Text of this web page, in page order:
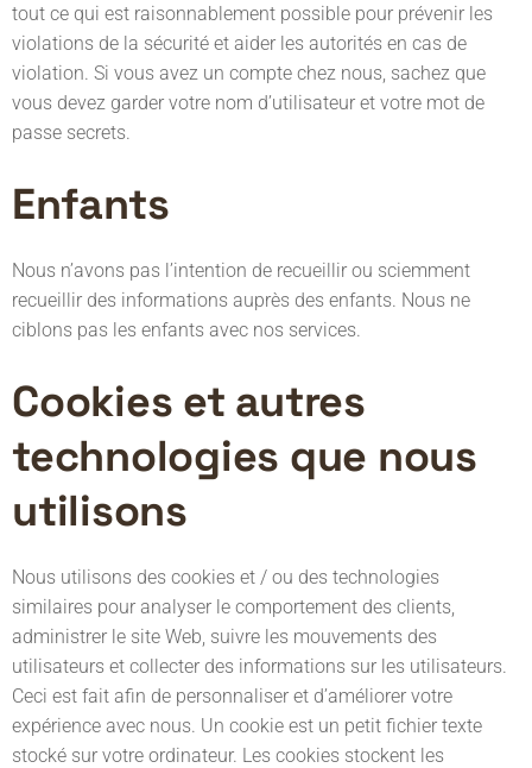
tout ce qui est raisonnablement possible pour prévenir les
violations de la sécurité et aider les autorités en cas de
violation. Si vous avez un compte chez nous, sachez que
vous devez garder votre nom d’utilisateur et votre mot de
passe secrets.
Enfants
Nous n’avons pas l’intention de recueillir ou sciemment
recueillir des informations auprès des enfants. Nous ne
ciblons pas les enfants avec nos services.
Cookies et autres
technologies que nous
utilisons
Nous utilisons des cookies et / ou des technologies
similaires pour analyser le comportement des clients,
administrer le site Web, suivre les mouvements des
utilisateurs et collecter des informations sur les utilisateurs.
Ceci est fait afin de personnaliser et d’améliorer votre
expérience avec nous. Un cookie est un petit fichier texte
stocké sur votre ordinateur. Les cookies stockent les